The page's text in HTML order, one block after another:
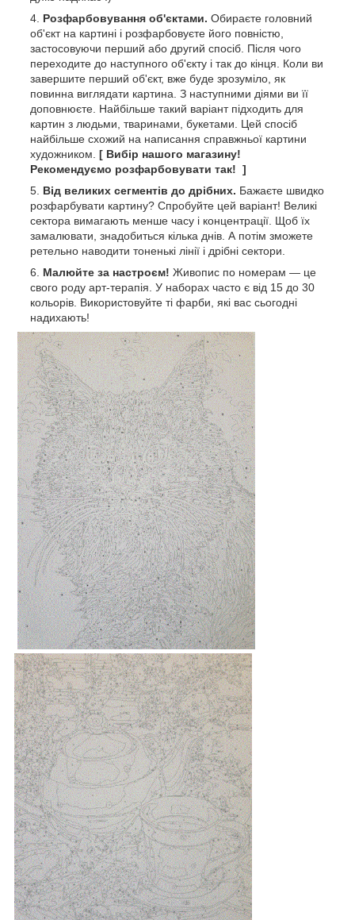
Розфарбовування об'єктами. Обираєте головний
об'єкт на картині і розфарбовуєте його повністю,
застосовуючи перший або другий спосіб. Після чого
переходите до наступного об'єкту і так до кінця. Коли ви
завершите перший об'єкт, вже буде зрозуміло, як
повинна виглядати картина. З наступними діями ви її
доповнюєте. Найбільше такий варіант підходить для
картин з людьми, тваринами, букетами. Цей спосіб
найбільше схожий на написання справжньої картини
художником. [ Вибір нашого магазину!
Рекомендуємо розфарбовувати так! ]
Від великих сегментів до дрібних. Бажаєте швидко
розфарбувати картину? Спробуйте цей варіант! Великі
сектора вимагають менше часу і концентрації. Щоб їх
замалювати, знадобиться кілька днів. А потім зможете
ретельно наводити тоненькі лінії і дрібні сектори.
Малюйте за настроєм! Живопис по номерам — це
свого роду арт-терапія. У наборах часто є від 15 до 30
кольорів. Використовуйте ті фарби, які вас сьогодні
надихають!